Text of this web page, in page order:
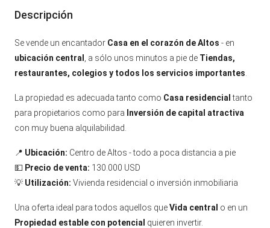
Descripción
Se vende un encantador Casa en el corazón de Altos - en
ubicación central
, a sólo unos minutos a pie de Tiendas,
restaurantes, colegios y todos los servicios importantes
La propiedad es adecuada tanto como Casa residencial tanto
para propietarios como para Inversión de capital atractiva
con muy buena alquilabilidad.
📍 Ubicación: Centro de Altos - todo a poca distancia a pie
💵 Precio de venta: 130.000 USD
💡 Utilización: Vivienda residencial o inversión inmobiliaria
Una oferta ideal para todos aquellos queVida central o en un
Propiedad estable con potencial quieren invertir.